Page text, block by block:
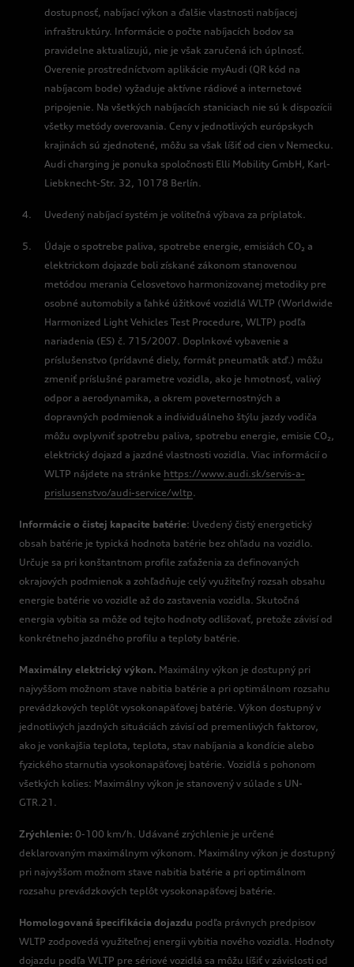
dostupnosť, nabíjací výkon a ďalšie vlastnosti nabíjacej
infraštruktúry. Informácie o počte nabíjacích bodov sa
pravidelne aktualizujú, nie je však zaručená ich úplnosť.
Overenie prostredníctvom aplikácie myAudi (QR kód na
nabíjacom bode) vyžaduje aktívne rádiové a internetové
pripojenie. Na všetkých nabíjacích staniciach nie sú k dispozícii
všetky metódy overovania. Ceny v jednotlivých európskych
krajinách sú zjednotené, môžu sa však líšiť od cien v Nemecku.
Audi charging je ponuka spoločnosti Elli Mobility GmbH, Karl-
Liebknecht-Str. 32, 10178 Berlín.
Uvedený nabíjací systém je voliteľná výbava za príplatok.
Údaje o spotrebe paliva, spotrebe energie, emisiách CO₂ a
elektrickom dojazde boli získané zákonom stanovenou
metódou merania Celosvetovo harmonizovanej metodiky pre
osobné automobily a ľahké úžitkové vozidlá WLTP (Worldwide
Harmonized Light Vehicles Test Procedure, WLTP) podľa
nariadenia (ES) č. 715/2007. Doplnkové vybavenie a
príslušenstvo (prídavné diely, formát pneumatík atď.) môžu
zmeniť príslušné parametre vozidla, ako je hmotnosť, valivý
odpor a aerodynamika, a okrem poveternostných a
dopravných podmienok a individuálneho štýlu jazdy vodiča
môžu ovplyvniť spotrebu paliva, spotrebu energie, emisie CO₂,
elektrický dojazd a jazdné vlastnosti vozidla. Viac informácií o
WLTP nájdete na stránke https://www.audi.sk/servis-a-
prislusenstvo/audi-service/wltp
Informácie o čistej kapacite batérie: Uvedený čistý energetický
obsah batérie je typická hodnota batérie bez ohľadu na vozidlo.
Určuje sa pri konštantnom profile zaťaženia za definovaných
okrajových podmienok a zohľadňuje celý využiteľný rozsah obsahu
energie batérie vo vozidle až do zastavenia vozidla. Skutočná
energia vybitia sa môže od tejto hodnoty odlišovať, pretože závisí od
konkrétneho jazdného profilu a teploty batérie.
Maximálny elektrický výkon. Maximálny výkon je dostupný pri
najvyššom možnom stave nabitia batérie a pri optimálnom rozsahu
prevádzkových teplôt vysokonapäťovej batérie. Výkon dostupný v
jednotlivých jazdných situáciách závisí od premenlivých faktorov,
ako je vonkajšia teplota, teplota, stav nabíjania a kondície alebo
fyzického starnutia vysokonapäťovej batérie. Vozidlá s pohonom
všetkých kolies: Maximálny výkon je stanovený v súlade s UN-
GTR.21.
Zrýchlenie: 0-100 km/h. Udávané zrýchlenie je určené
deklarovaným maximálnym výkonom. Maximálny výkon je dostupný
pri najvyššom možnom stave nabitia batérie a pri optimálnom
rozsahu prevádzkových teplôt vysokonapäťovej batérie.
Homologovaná špecifikácia dojazdu podľa právnych predpisov
WLTP zodpovedá využiteľnej energii vybitia nového vozidla. Hodnoty
dojazdu podľa WLTP pre sériové vozidlá sa môžu líšiť v závislosti od